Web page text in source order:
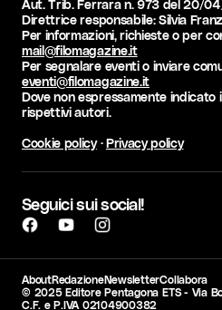
Aut. Trib. Ferrara n. 973 del 20/
Direttrice responsabile: Silvia
Per informazioni, richieste o per
mail@filomagazine.it
Per segnalare eventi o inviare
eventi@filomagazine.it
Dove non espressamente
rispettivi autori.
Cookie policy·Privacy policy
Seguici sui social!
AboutRedazioneNewsletterCollabora
© 2025 Editore Pentagona ETS - Via
C.F. e P.IVA 02104900382